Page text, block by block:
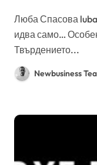
Люба Спасова luba@newbusiness.bg Никое зло не
идва само…
Твърдението...
Newbusiness